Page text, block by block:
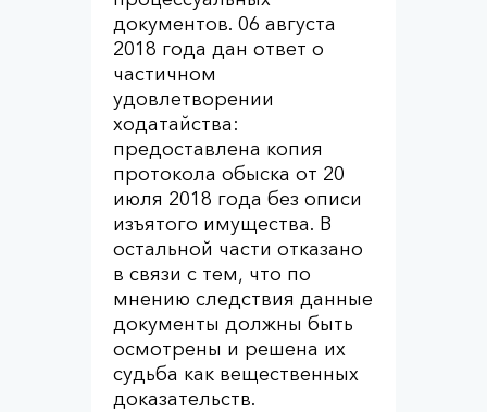
документов. 06 августа
2018 года дан ответ о
частичном
удовлетворении
ходатайства:
предоставлена копия
протокола обыска от 20
июля 2018 года без описи
изъятого имущества. В
остальной части отказано
в связи с тем, что по
мнению следствия данные
документы должны быть
осмотрены и решена их
судьба как вещественных
доказательств.